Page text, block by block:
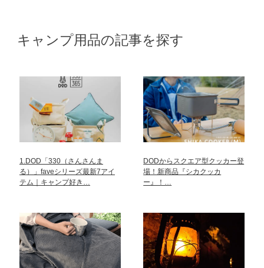
キャンプ用品の記事を探す
1.DOD「330（さんさんま
る）」faveシリーズ最新7アイ
テム｜キャンプ好き…
DODからスクエア型クッカー登
場！新商品『シカクッカ
ー』！…